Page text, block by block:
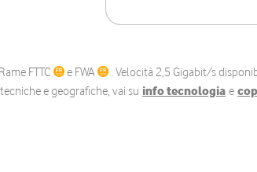
FTTC e FWA . Velocità 2,5 Gigabit/s
e geografiche, vai su info tecnologia e